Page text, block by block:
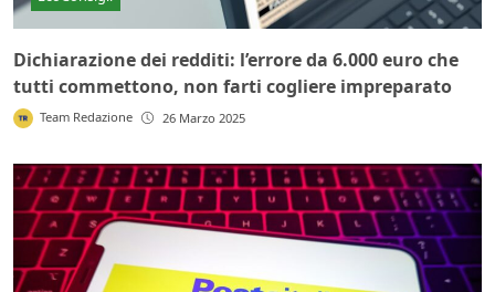
Dichiarazione dei redditi: l’errore da 6.000 euro che
tutti commettono, non farti cogliere impreparato
Team Redazione 26 Marzo 2025